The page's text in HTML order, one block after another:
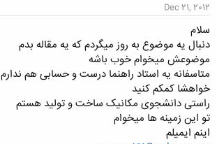
Dec 21, 2012
سلام
دنبال یه موضوع به روز میگردم که یه مقاله بدم
موضوعش میخوام خوب باشه
متاسفانه یه استاد راهنما درست و حسابی هم ندارم
خواهشا کمکم کنید
راستی دانشجوی مکانیک ساخت و تولید هستم
تو این زمینه ها میخوام
اینم ایمیلم